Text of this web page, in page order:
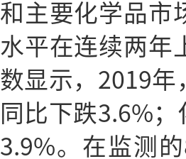
和主要化学品市
水平在连续两年
数显示，2019年
同比下跌3.6%
3.9%。在监测